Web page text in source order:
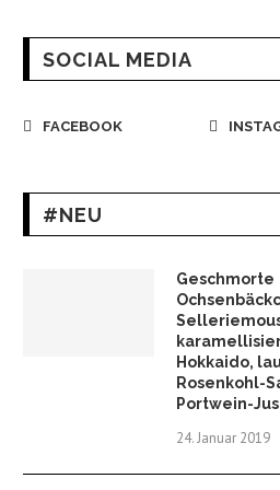
SOCIAL MEDIA
FACEBOOK
#NEU
Geschmorte
Hokkaido,
Rosenkohl-
Portwein-
24. Januar 2019